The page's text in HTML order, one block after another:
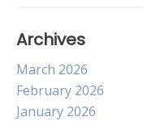
Archives
March 2026
February 2026
January 2026